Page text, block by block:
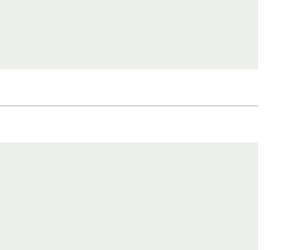
ensinaram que